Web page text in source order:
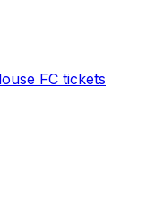
FC tickets